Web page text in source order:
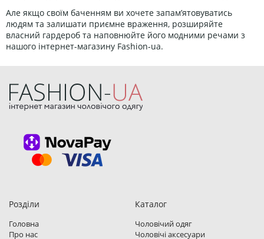
Але якщо своїм баченням ви хочете запам’ятовуватись
людям та залишати приємне враження, розширяйте
власний гардероб та наповнюйте його модними речами з
нашого інтернет-магазину Fashion-ua.
Розділи
Головна
Про нас
Каталог
Чоловічий одяг
Чоловічі аксесуари